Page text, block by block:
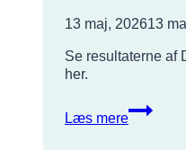
13 maj, 202613
Se resultaterne af
her.
Læs merefra